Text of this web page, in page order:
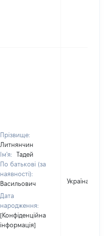
Прізвище:
Литнянчин
Ім'я:
Тадей
По батькові (за
наявності):
Васильович
Дата
народження:
[Конфіденційна
інформація]
Україна